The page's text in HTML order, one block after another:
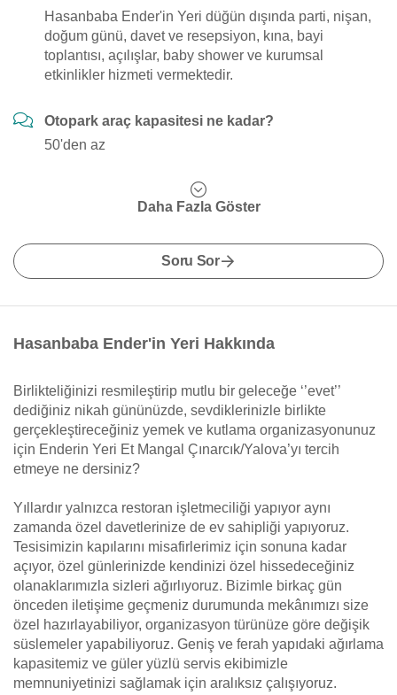
Hasanbaba Ender'in Yeri düğün dışında parti, nişan,
doğum günü, davet ve resepsiyon, kına, bayi
toplantısı, açılışlar, baby shower ve kurumsal
etkinlikler hizmeti vermektedir.
Otopark araç kapasitesi ne kadar?
50'den az
Daha Fazla Göster
Soru Sor
Hasanbaba Ender'in Yeri Hakkında
Birlikteliğinizi resmileştirip mutlu bir geleceğe ‘’evet’’
dediğiniz nikah gününüzde, sevdiklerinizle birlikte
gerçekleştireceğiniz yemek ve kutlama organizasyonunuz
için Enderin Yeri Et Mangal Çınarcık/Yalova’yı tercih
etmeye ne dersiniz?
Yıllardır yalnızca restoran işletmeciliği yapıyor aynı
zamanda özel davetlerinize de ev sahipliği yapıyoruz.
Tesisimizin kapılarını misafirlerimiz için sonuna kadar
açıyor, özel günlerinizde kendinizi özel hissedeceğiniz
olanaklarımızla sizleri ağırlıyoruz. Bizimle birkaç gün
önceden iletişime geçmeniz durumunda mekânımızı size
özel hazırlayabiliyor, organizasyon türünüze göre değişik
süslemeler yapabiliyoruz. Geniş ve ferah yapıdaki ağırlama
kapasitemiz ve güler yüzlü servis ekibimizle
memnuniyetinizi sağlamak için aralıksız çalışıyoruz.